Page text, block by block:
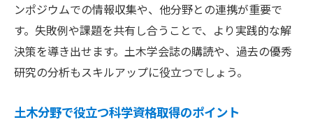
ンポジウムでの情報収集や、他分野との連携が重要で
す。失敗例や課題を共有し合うことで、より実践的な解
決策を導き出せます。土木学会誌の購読や、過去の優秀
研究の分析もスキルアップに役立つでしょう。
土木分野で役立つ科学資格取得のポイント